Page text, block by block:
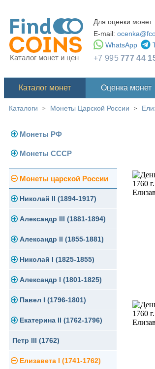
Каталог монет и цен
Для оценки монет
E-mail:
WhatsApp
+7 995777 44
Каталог монет Оценка монет
Каталоги > Монеты Царской России >
Монеты РФ
Современная Россия
Монеты 1991-1993 гг.
Памятные и юбилейные
Монеты СССР
Погодовка СССР
Монеты 1958 года
Золотые червонцы
Памятные и юбилейные
Монеты царской России
Николай II (1894-1917)
Золото
Серебро
Медь
Германская оккупация
Для Финляндии
Памятные и донативные
Александр III (1881-1894)
Золото
Серебро
Медь
Для Финляндии
Памятные и донативные
Александр II (1855-1881)
Золото
Серебро
Медь
Для Финляндии
Памятные и донативные
Николай I (1825-1855)
Платина, золото
Серебро
Медь
Для Грузии
Русско-Польские
Александр I (1801-1825)
Золото
Серебро
Медь
Для Грузии
Павел I (1796-1801)
Золото
Серебро
Медь
Екатерина II (1762-1796)
Золото
Серебро
Петр III (1762)
Елизавета I (1741-1762)